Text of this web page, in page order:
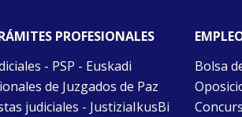
PROFESIONALES
- PSP - Euskadi
de Juzgados de Paz
judiciales - JustiziaIkusBi
Bolsa